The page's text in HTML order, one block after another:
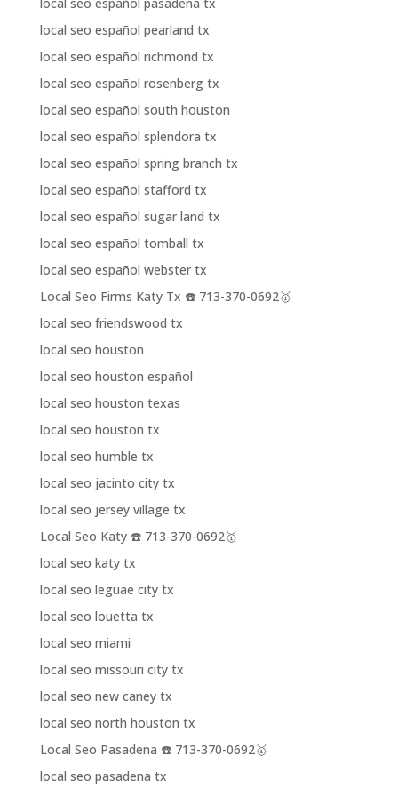
local seo español pearland tx
local seo español richmond tx
local seo español rosenberg tx
local seo español south houston
local seo español splendora tx
local seo español spring branch tx
local seo español stafford tx
local seo español sugar land tx
local seo español tomball tx
local seo español webster tx
Local Seo Firms Katy Tx ☎️ 713-370-0692🥇
local seo friendswood tx
local seo houston
local seo houston español
local seo houston texas
local seo houston tx
local seo humble tx
local seo jacinto city tx
local seo jersey village tx
Local Seo Katy ☎️ 713-370-0692🥇
local seo katy tx
local seo leguae city tx
local seo louetta tx
local seo miami
local seo missouri city tx
local seo new caney tx
local seo north houston tx
Local Seo Pasadena ☎️ 713-370-0692🥇
local seo pasadena tx